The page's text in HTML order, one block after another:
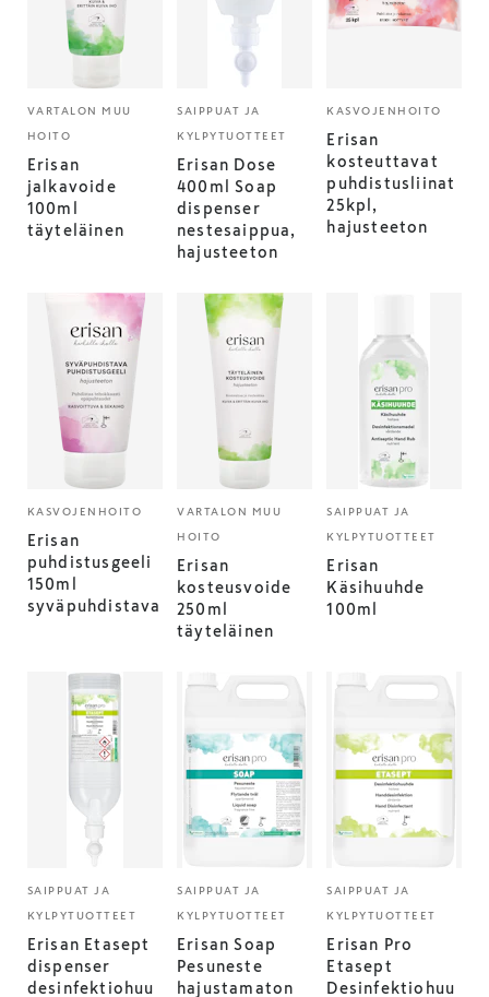
VARTALON MUU
HOITO
Erisan
jalkavoide
100ml
täyteläinen
SAIPPUAT JA
KYLPYTUOTTEET
Erisan Dose
400ml Soap
dispenser
nestesaippua,
hajusteeton
KASVOJENHOITO
Erisan
kosteuttavat
puhdistusliinat
25kpl,
hajusteeton
KASVOJENHOITO
Erisan
puhdistusgeeli
150ml
syväpuhdistava
VARTALON MUU
HOITO
Erisan
kosteusvoide
250ml
täyteläinen
SAIPPUAT JA
KYLPYTUOTTEET
Erisan
Käsihuuhde
100ml
SAIPPUAT JA
KYLPYTUOTTEET
Erisan Etasept
dispenser
desinfektiohuu
SAIPPUAT JA
KYLPYTUOTTEET
Erisan Soap
Pesuneste
hajustamaton
SAIPPUAT JA
KYLPYTUOTTEET
Erisan Pro
Etasept
Desinfektiohuu